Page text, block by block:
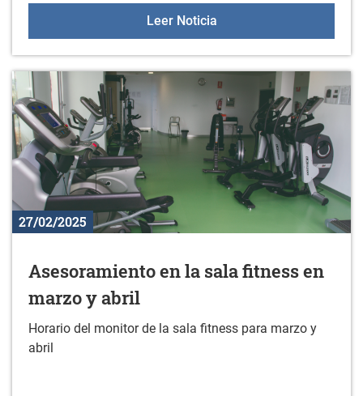
Leer NoticiaNuevo material en el
27/02/2025
Asesoramiento en la sala fitness en
marzo y abril
Horario del monitor de la sala fitness para marzo y
abril